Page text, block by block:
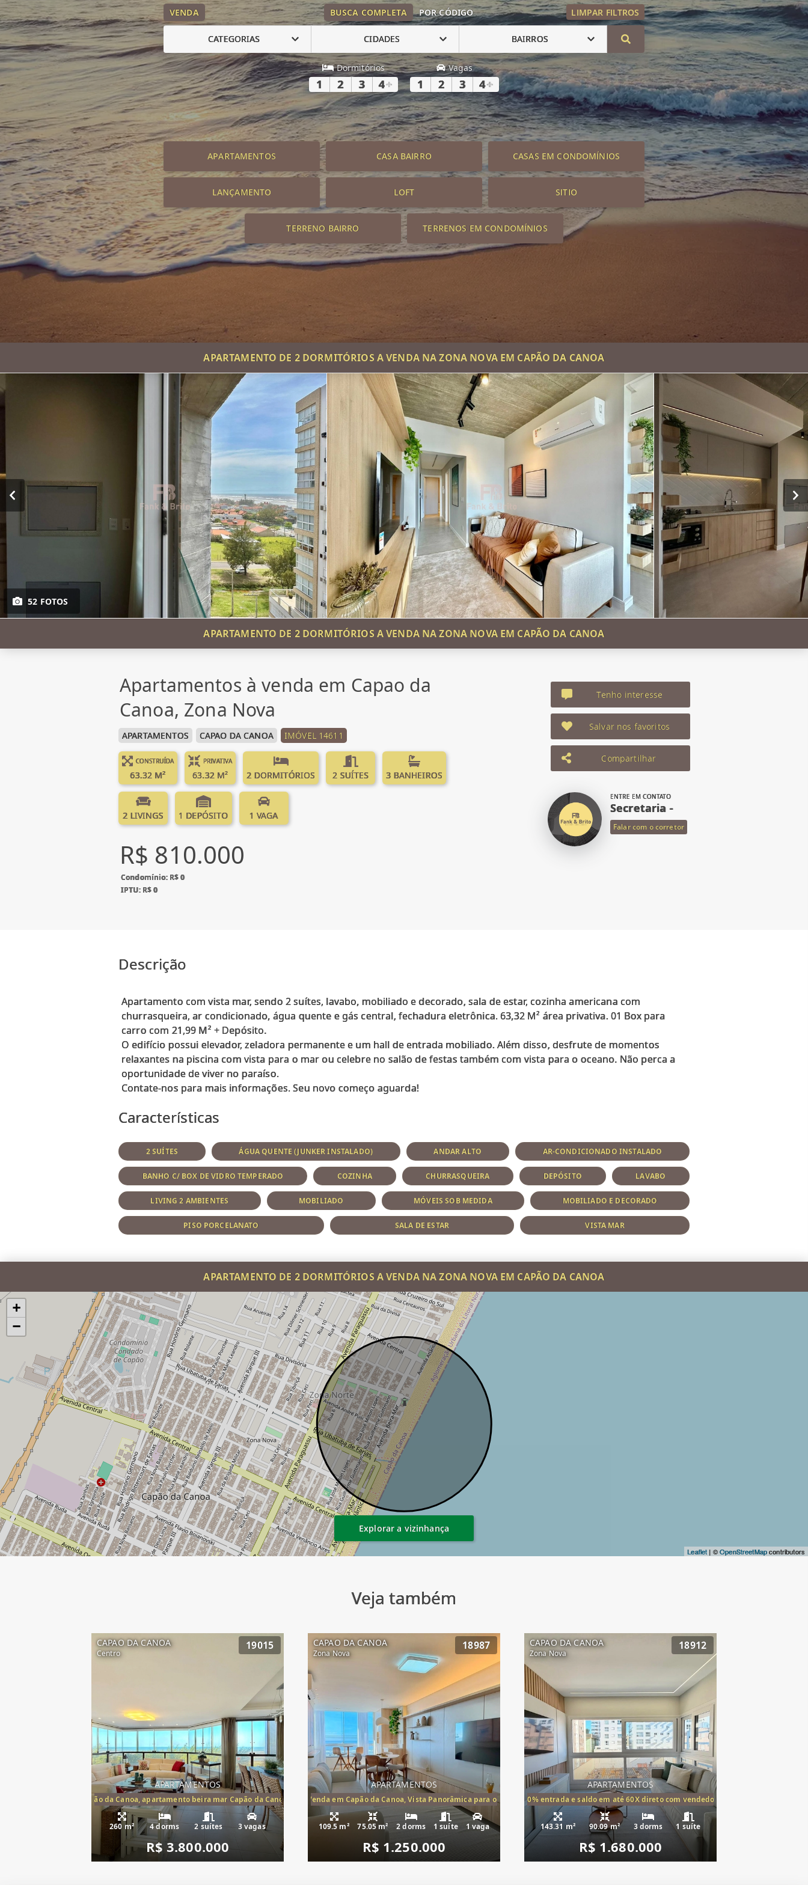
VENDA BUSCA COMPLETA POR CÓDIGO LIMPAR FILTROS
CATEGORIAS CIDADES BAIRROS
Dormitórios
1 2 3 4+
Vagas
1 2 3 4+
APARTAMENTOS CASA BAIRRO CASAS EM CONDOMÍNIOS
LANÇAMENTO LOFT SITIO
TERRENO BAIRRO TERRENOS EM CONDOMÍNIOS
APARTAMENTO DE 2 DORMITÓRIOS A VENDA NA ZONA NOVA EM CAPÃO DA CANOA
52 FOTOS
APARTAMENTO DE 2 DORMITÓRIOS A VENDA NA ZONA NOVA EM CAPÃO DA CANOA
Apartamentos à venda em Capao da
Canoa, Zona Nova
APARTAMENTOS CAPAO DA CANOA IMÓVEL 14611
CONSTRUÍDA
63.32 M²
PRIVATIVA
63.32 M² 2 DORMITÓRIOS 2 SUÍTES 3 BANHEIROS
2 LIVINGS 1 DEPÓSITO 1 VAGA
R$ 810.000
Condomínio: R$ 0
IPTU: R$ 0
Tenho interesse
Salvar nos favoritos
Compartilhar
ENTRE EM CONTATO
Secretaria -
Falar com o corretor
Descrição
Apartamento com vista mar, sendo 2 suítes, lavabo, mobiliado e decorado, sala de estar, cozinha americana com
churrasqueira, ar condicionado, água quente e gás central, fechadura eletrônica. 63,32 M² área privativa. 01 Box para
carro com 21,99 M² + Depósito.
O edifício possui elevador, zeladora permanente e um hall de entrada mobiliado. Além disso, desfrute de momentos
relaxantes na piscina com vista para o mar ou celebre no salão de festas também com vista para o oceano. Não perca a
oportunidade de viver no paraíso.
Contate-nos para mais informações. Seu novo começo aguarda!
Características
2 SUÍTES ÁGUA QUENTE (JUNKER INSTALADO) ANDAR ALTO AR-CONDICIONADO INSTALADO
BANHO C/ BOX DE VIDRO TEMPERADO COZINHA CHURRASQUEIRA DEPÓSITO LAVABO
LIVING 2 AMBIENTES MOBILIADO MÓVEIS SOB MEDIDA MOBILIADO E DECORADO
PISO PORCELANATO SALA DE ESTAR VISTA MAR
APARTAMENTO DE 2 DORMITÓRIOS A VENDA NA ZONA NOVA EM CAPÃO DA CANOA
+
−
Leaflet | ©OpenStreetMapcontributors
Explorar a vizinhança
Veja também
CAPAO DA CANOA
Centro
19015
APARTAMENTOS
frente mar Capão da Canoa, apartamento beira mar Capão da Canoa, apartamento à venda Cap
260 m² 4 dorms 2 suítes 3 vagas
R$ 3.800.000
CAPAO DA CANOA
Zona Nova
18987
APARTAMENTOS
Apartamento Beira-Mar à Venda em Capão da Canoa, Vista Panorâmica para o Mar, 2 Dormitórios,(1suíte)
109.5 m² 75.05 m² 2 dorms 1 suíte 1 vaga
R$ 1.250.000
CAPAO DA CANOA
Zona Nova
18912
APARTAMENTOS
20% entrada e saldo em até 60X direto com vendedor
143.31 m² 90.09 m² 3 dorms 1 suíte
R$ 1.680.000